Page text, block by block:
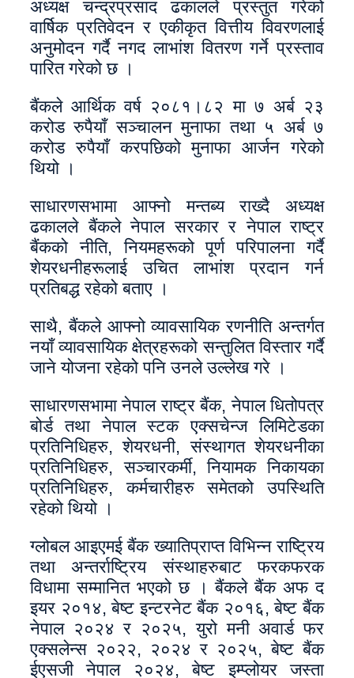
अध्यक्ष चन्द्रप्रसाद ढकालले प्रस्तुत गरेको
वार्षिक प्रतिवेदन र एकीकृत वित्तीय विवरणलाई
अनुमोदन गर्दै नगद लाभांश वितरण गर्ने प्रस्ताव
पारित गरेको छ ।
बैंकले आर्थिक वर्ष २०८१।८२ मा ७ अर्ब २३
करोड रुपैयाँ सञ्चालन मुनाफा तथा ५ अर्ब ७
करोड रुपैयाँ करपछिको मुनाफा आर्जन गरेको
थियो ।
साधारणसभामा आफ्नो मन्तब्य राख्दै अध्यक्ष
ढकालले बैंकले नेपाल सरकार र नेपाल राष्ट्र
बैंकको नीति, नियमहरूको पूर्ण परिपालना गर्दै
शेयरधनीहरूलाई उचित लाभांश प्रदान गर्न
प्रतिबद्ध रहेको बताए ।
साथै, बैंकले आफ्नो व्यावसायिक रणनीति अन्तर्गत
नयाँ व्यावसायिक क्षेत्रहरूको सन्तुलित विस्तार गर्दै
जाने योजना रहेको पनि उनले उल्लेख गरे ।
साधारणसभामा नेपाल राष्ट्र बैंक, नेपाल धितोपत्र
बोर्ड तथा नेपाल स्टक एक्सचेन्ज लिमिटेडका
प्रतिनिधिहरु, शेयरधनी, संस्थागत शेयरधनीका
प्रतिनिधिहरु, सञ्चारकर्मी, नियामक निकायका
प्रतिनिधिहरु, कर्मचारीहरु समेतको उपस्थिति
रहेको थियो ।
ग्लोबल आइएमई बैंक ख्यातिप्राप्त विभिन्न राष्ट्रिय
तथा अन्तर्राष्ट्रिय संस्थाहरुबाट फरकफरक
विधामा सम्मानित भएको छ । बैंकले बैंक अफ द
इयर २०१४, बेष्ट इन्टरनेट बैंक २०१६, बेष्ट बैंक
नेपाल २०२४ र २०२५, युरो मनी अवार्ड फर
एक्सलेन्स २०२२, २०२४ र २०२५, बेष्ट बैंक
ईएसजी नेपाल २०२४, बेष्ट इम्प्लोयर जस्ता